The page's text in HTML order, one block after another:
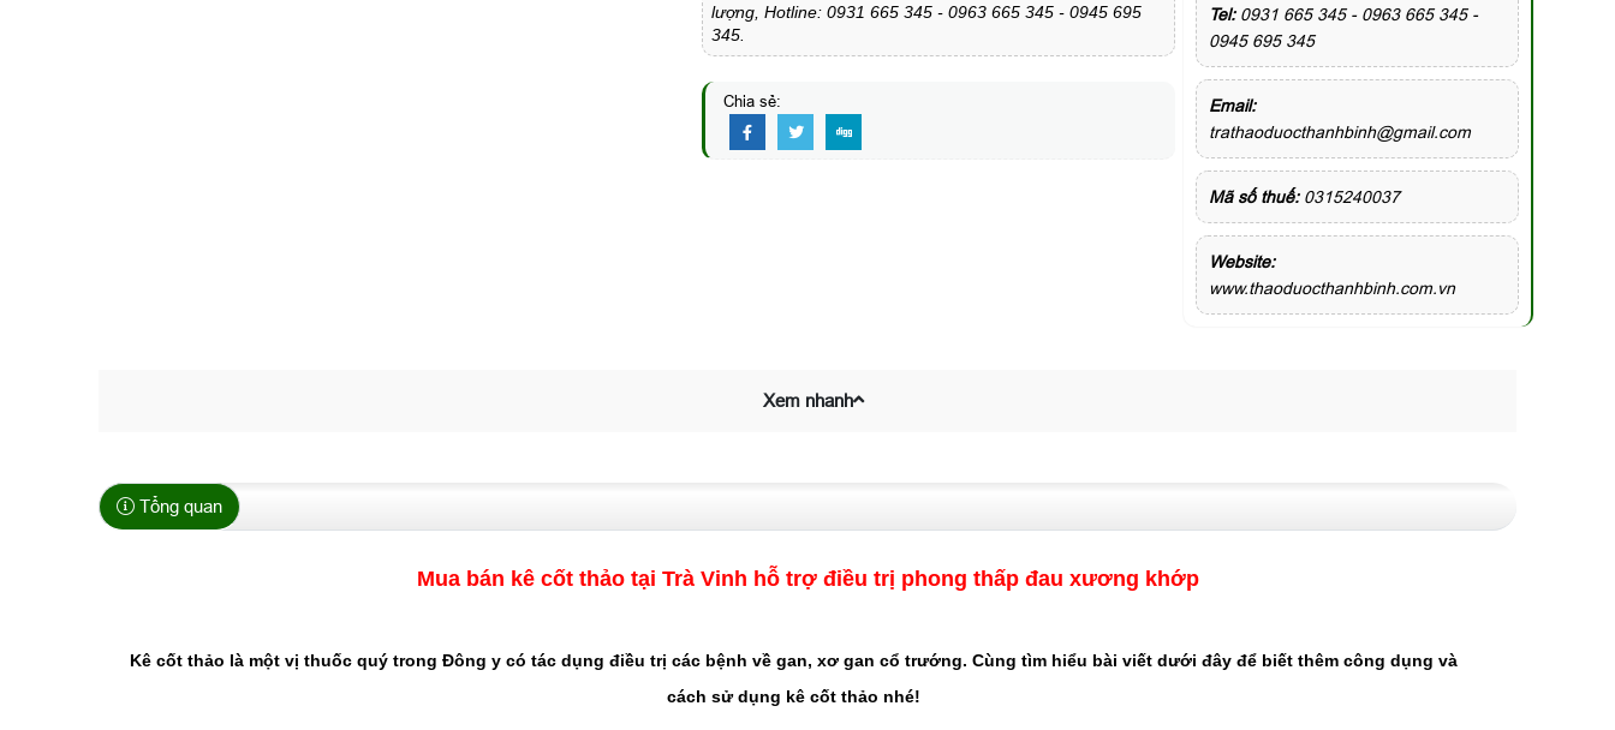
lượng, Hotline: 0931 665 345 - 0963 665 345 - 0945 695
345.
Chia sẻ:
Tel:0931 665 345 - 0963 665 345 -
0945 695 345
Email:
trathaoduocthanhbinh@gmail.com
Mã số thuế: 0315240037
Website:
www.thaoduocthanhbinh.com.vn
Xem nhanh
Tổng quan
Mua bán kê cốt thảo tại Trà Vinh hỗ trợ điều trị phong thấp đau xương khớp
Kê cốt thảo là một vị thuốc quý trong Đông y có tác dụng điều trị các bệnh về gan, xơ gan cổ trướng. Cùng tìm hiểu bài viết dưới đây để biết thêm công dụng và
cách sử dụng kê cốtthảo nhé!